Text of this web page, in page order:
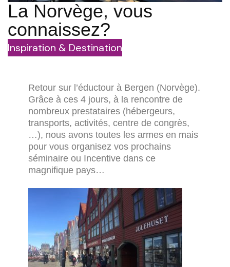
La Norvège, vous
connaissez?
Inspiration & Destination
Retour sur l’éductour à Bergen (Norvège).
Grâce à ces 4 jours, à la rencontre de
nombreux prestataires (hébergeurs,
transports, activités, centre de congrès,
…), nous avons toutes les armes en mais
pour vous organisez vos prochains
séminaire ou Incentive dans ce
magnifique pays…